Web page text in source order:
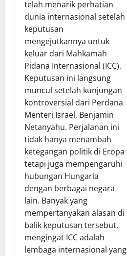
telah menarik perhatian
dunia internasional setelah
keputusan
mengejutkannya untuk
keluar dari Mahkamah
Pidana Internasional (ICC).
Keputusan ini langsung
muncul setelah kunjungan
kontroversial dari Perdana
Menteri Israel, Benjamin
Netanyahu. Perjalanan ini
tidak hanya menambah
ketegangan politik di Eropa
tetapi juga mempengaruhi
hubungan Hungaria
dengan berbagai negara
lain. Banyak yang
mempertanyakan alasan di
balik keputusan tersebut,
mengingat ICC adalah
lembaga internasional yang